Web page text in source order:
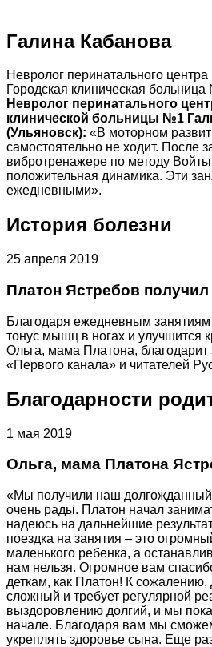
Галина Кабанова
Невролог перинатального центра
Городская клиническая
Невролог перинатального
клинической больницы №1
(Ульяновск): «В моторном
самостоятельно не ходит. После
вибротренажере по методу
положительная динамика. Эти
ежедневными».
История болезни
25 апреля 2019
Платон Ястребов
Благодаря ежедневным занятиям
тонус мышц в ногах и улучшится
Ольга, мама Платона,
«Первого канала» и читателей
Благодарности
1 мая 2019
Ольга, мама Платона
«Мы получили наш
очень рады. Платон начал
надеюсь на дальнейшие
поездка на занятия – это
маленького ребенка, а
нам нельзя. Огромное вам
деткам, как Платон! К
сложный и требует регулярной
выздоровлению долгий, и мы
начале. Благодаря вам мы
укреплять здоровье сына. Еще